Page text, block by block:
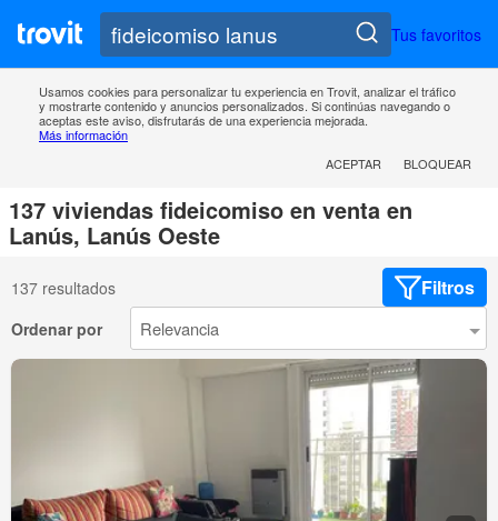
Tus favoritos
Usamos cookies para personalizar tu experiencia en Trovit, analizar el tráfico
y mostrarte contenido y anuncios personalizados. Si continúas navegando o
aceptas este aviso, disfrutarás de una experiencia mejorada.
Más información
ACEPTAR
BLOQUEAR
137 viviendas fideicomiso en venta en
Lanús, Lanús Oeste
137 resultados Filtros
Ordenar por